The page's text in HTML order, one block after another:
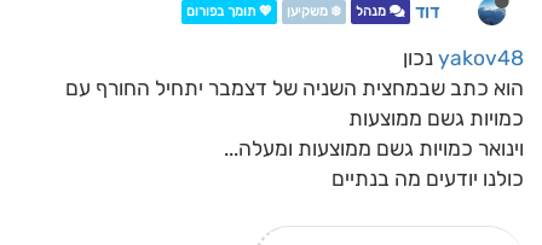
דוד מנהל ❄️ משקיען 💖 תומך בפורום
yakov48 נכון
הוא כתב שבמחצית השניה של דצמבר יתחיל החורף עם
כמויות גשם ממוצעות
וינואר כמויות גשם ממוצעות ומעלה...
כולנו יודעים מה בנתיים